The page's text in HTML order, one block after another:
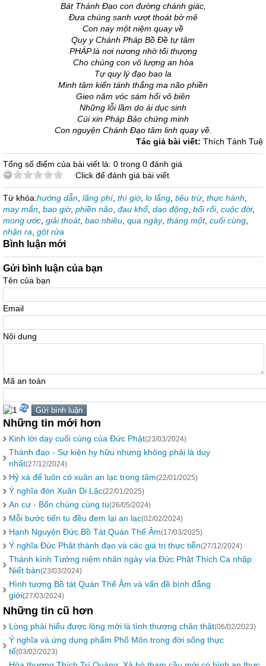
Bát Thánh Đạo con đường chánh giác,
Đưa chúng sanh vượt thoát bờ mê
Con nay một niệm quay về
Quy y Chánh Pháp Bồ Đề tự tâm
PHÁP là nơi nương nhờ tối thượng
Cho chúng con vô lượng an hòa
Tự quy lý đạo bao la
Minh tâm kiến tánh thắng ma não phiền
Gieo năm vóc sám hối vô biên
Những lỗi lầm do ái dục sinh
Cúi xin Pháp Bảo chứng minh
Con nguyện Chánh Đạo tâm linh quay về.
Tác giả bài viết: Thích Tánh Tuệ
Tổng số điểm của bài viết là: 0 trong 0 đánh giá
Click để đánh giá bài viết
Từ khóa:hướng dẫn lãng phí, thì giờ, lo lắng tiêu trừ, thực hành
may mắn bao giờ, phiền não đau khổ, dao động bối rối, cuộc đời,
mong ước giải thoát, bao nhiêu qua ngày, tháng một, cuối cùng
nhận ra gột rửa
Bình luận mới
Gửi bình luận của bạn
Tên của bạn
Email
Nội dung
Mã an toàn
Những tin mới hơn
Kinh lời dạy cuối cùng của Đức Phật(23/03/2024)
Thành đạo - Sự kiện hy hữu nhưng không phải là duy
nhất(27/12/2024)
Hỷ xả để luôn có xuân an lạc trong tâm(22/01/2025)
Ý nghĩa đón Xuân Di Lặc(22/01/2025)
An cư - Bốn chúng cùng tu(26/05/2024)
Mỗi bước tiến tu đều đem lại an lạc(02/02/2024)
Hạnh Nguyện Đức Bồ Tát Quán Thế Âm(17/03/2025)
Ý nghĩa Đức Phật thành đạo và các giá trị thực tiễn(27/12/2024)
Thành kính Tưởng niệm nhân ngày vía Đức Phật Thích Ca nhập
Niết bàn(23/03/2024)
Hình tượng Bồ tát Quán Thế Âm và vấn đề bình đẳng
giới(27/03/2024)
Những tin cũ hơn
Lòng phải hiểu được lòng mới là tình thương chân thật(06/02/2023)
Ý nghĩa và ứng dụng phẩm Phổ Môn trong đời sống thực
tế(03/02/2023)